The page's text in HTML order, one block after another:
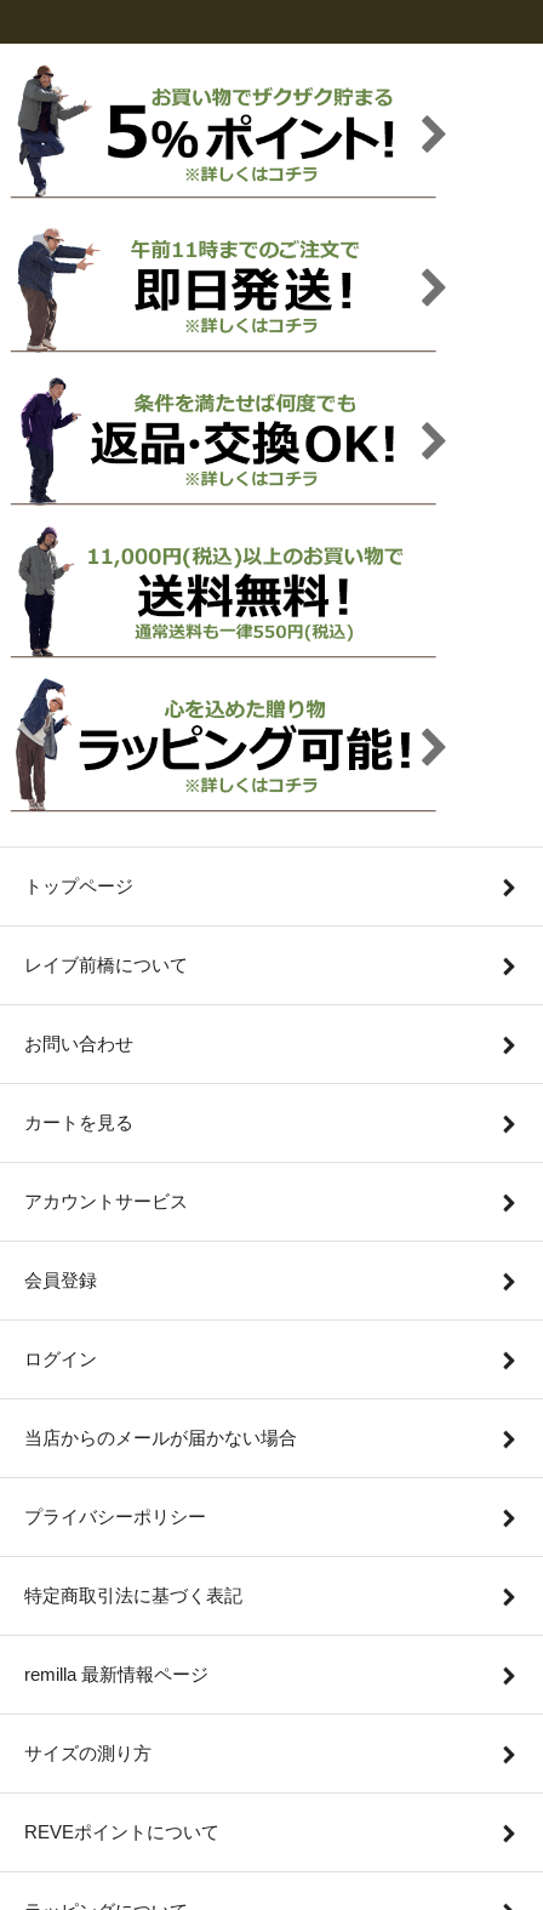
トップページ
レイブ前橋について
お問い合わせ
カートを見る
アカウントサービス
会員登録
ログイン
当店からのメールが届かない場合
プライバシーポリシー
特定商取引法に基づく表記
remilla 最新情報ページ
サイズの測り方
REVEポイントについて